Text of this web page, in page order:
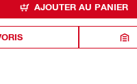
AJOUTER AU PANIER